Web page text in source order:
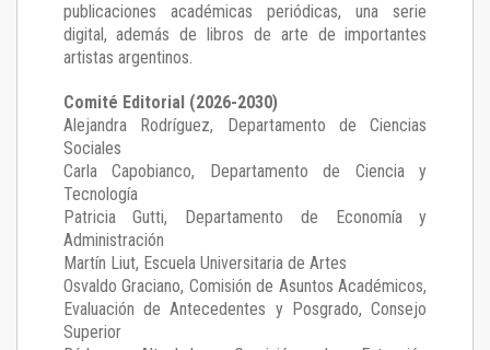
publicaciones académicas periódicas, una serie
digital, además de libros de arte de importantes
artistas argentinos.
Comité Editorial (2026-2030)
Alejandra Rodríguez, Departamento de Ciencias
Sociales
Carla Capobianco, Departamento de Ciencia y
Tecnología
Patricia Gutti, Departamento de Economía y
Administración
Martín Liut, Escuela Universitaria de Artes
Osvaldo Graciano, Comisión de Asuntos Académicos,
Evaluación de Antecedentes y Posgrado, Consejo
Superior